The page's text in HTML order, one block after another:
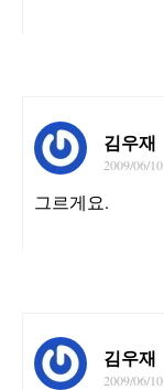
김우재
2009/06/10
그르게요.
김우재
2009/06/10